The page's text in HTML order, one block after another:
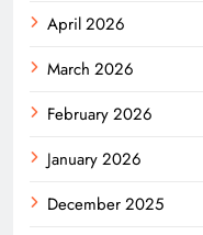
April 2026
March 2026
February 2026
January 2026
December 2025